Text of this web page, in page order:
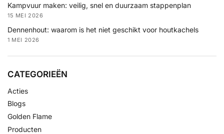
Kampvuur maken: veilig, snel en duurzaam stappenplan
15 MEI 2026
Dennenhout: waarom is het niet geschikt voor houtkachels
1 MEI 2026
CATEGORIEËN
Acties
Blogs
Golden Flame
Producten